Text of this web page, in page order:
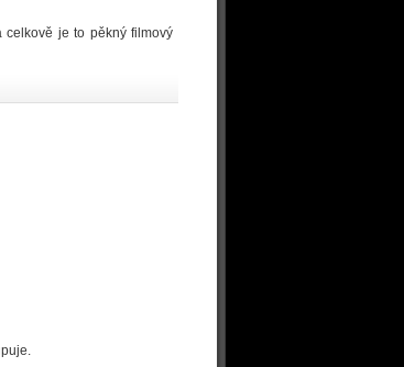
celkově je to pěkný filmový